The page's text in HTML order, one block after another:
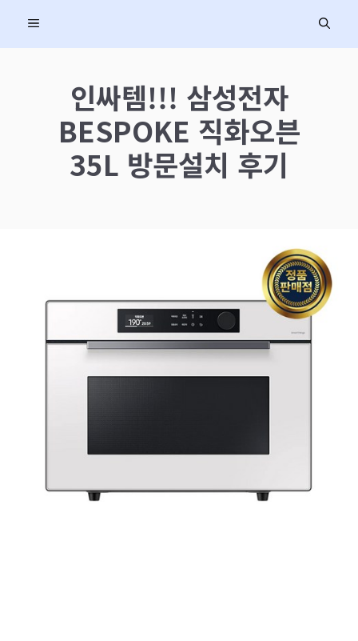
MENU
인싸템!!! 삼성전자
BESPOKE 직화오븐
35L 방문설치 후기